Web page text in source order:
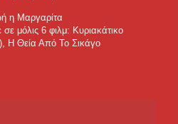
η Μαργαρίτα
μόλις 6 φιλμ: Κυριακάτικο
Η Θεία Από Το Σικάγο